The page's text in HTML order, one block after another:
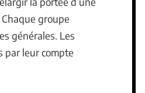
groupe
générales. Les
par leur compte